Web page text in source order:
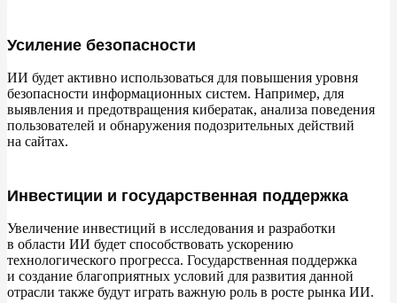
Усиление безопасности
ИИ будет активно использоваться для повышения уровня
безопасности информационных систем. Например, для
выявления и предотвращения кибератак, анализа поведения
пользователей и обнаружения подозрительных действий
на сайтах.
Инвестиции и государственная поддержка
Увеличение инвестиций в исследования и разработки
в области ИИ будет способствовать ускорению
технологического прогресса. Государственная поддержка
и создание благоприятных условий для развития данной
отрасли также будут играть важную роль в росте рынка ИИ.